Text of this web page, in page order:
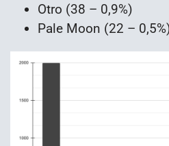
Otro (38 – 0,9%)
Pale Moon (22 –